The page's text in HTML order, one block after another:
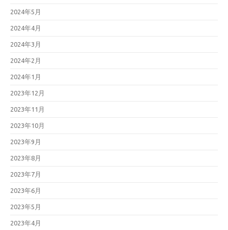
2024年5月
2024年4月
2024年3月
2024年2月
2024年1月
2023年12月
2023年11月
2023年10月
2023年9月
2023年8月
2023年7月
2023年6月
2023年5月
2023年4月